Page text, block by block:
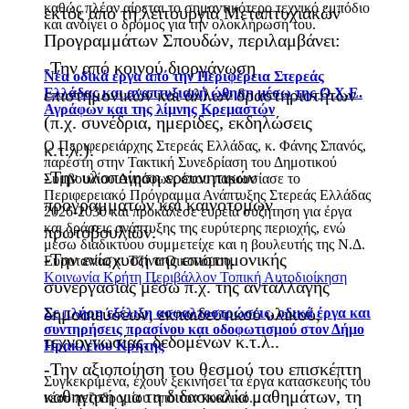
καθώς πλέον αίρεται το σημαντικότερο τεχνικό εμπόδιο
και ανοίγει ο δρόμος για την ολοκλήρωσή του.
Νέα οδικά έργα από την Περιφέρεια Στερεάς
Ελλάδας και αναπτυξιακή ώθηση μέσω της Ο.Χ.Ε.
Αγράφων και της λίμνης Κρεμαστών
Ο Περιφερειάρχης Στερεάς Ελλάδας, κ. Φάνης Σπανός,
παρέστη στην Τακτική Συνεδρίαση του Δημοτικού
Συμβουλίου Αγράφων, όπου παρουσίασε το
Περιφερειακό Πρόγραμμα Ανάπτυξης Στερεάς Ελλάδας
2026-2030 και προκάλεσε ευρεία συζήτηση για έργα
και δράσεις ανάπτυξης της ευρύτερης περιοχής, ενώ
μέσω διαδικτύου συμμετείχε και η βουλευτής της Ν.Δ.
Ευρυτανίας κ. Τζίνα Οικονόμου.
Κοινωνία Κρήτη Περιβάλλον Τοπική Αυτοδιοίκηση
Σε πλήρη εξέλιξη ασφαλτοστρώσεις, οδικά έργα και
συντηρήσεις πρασίνου και οδοφωτισμού στον Δήμο
Ηρακλείου Κρήτης
Συγκεκριμένα, έχουν ξεκινήσει τα έργα κατασκευής του
νέου πεζοδρομίου από τον κυκλικό...
εκτός από τη λειτουργία Μεταπτυχιακών
Προγραμμάτων Σπουδών, περιλαμβάνει:
-Την από κοινού διοργάνωση
επιστημονικών και άλλων δραστηριοτήτων
(π.χ. συνέδρια, ημερίδες, εκδηλώσεις
κ.τ.λ.).
-Την υλοποίηση ερευνητικών
προγραμμάτων και καινοτόμων
πρωτοβουλιών.
-Την ενίσχυση της επιστημονικής
συνεργασίας μέσω π.χ. της ανταλλαγής
δημοσιεύσεων, εκπαιδευτικού υλικού,
τεχνογνωσίας, δεδομένων κ.τ.λ..
-Την αξιοποίηση του θεσμού του επισκέπτη
καθηγητή για τη διδασκαλία μαθημάτων, τη